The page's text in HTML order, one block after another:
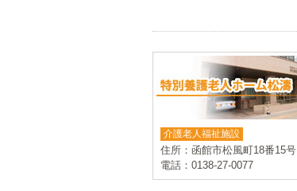
介護老人福祉施設
住所：函館市松風町18番15号
電話：0138-27-0077